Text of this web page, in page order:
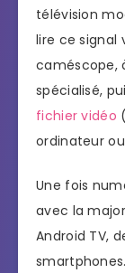
télévision
lire ce signal
caméscope,
spécialisé,
fichier vidéo
ordinateur ou
Une fois
avec la
Android TV,